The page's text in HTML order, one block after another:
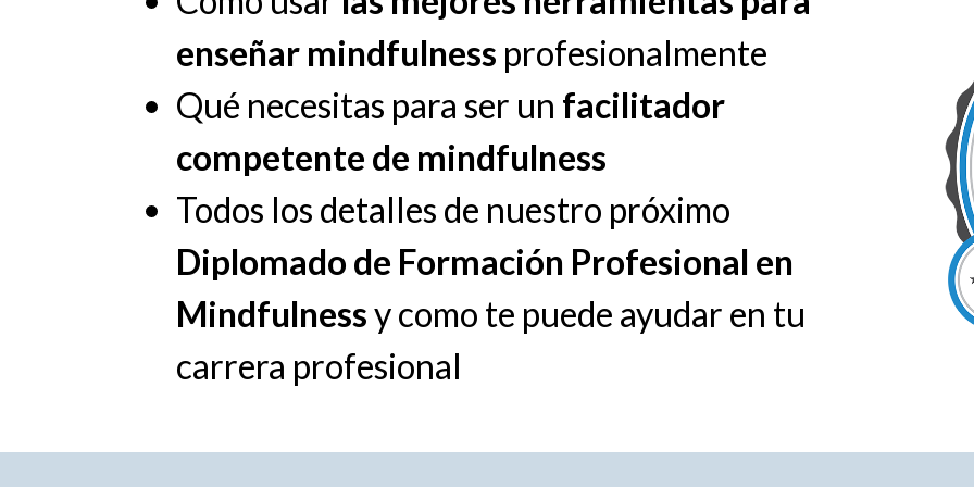
enseñar mindfulness profesionalmente
Qué necesitas para ser un facilitador
competente de mindfulness
Todos los detalles de nuestro próximo
Diplomado de Formación Profesional en
Mindfulnessy como te puede ayudar en tu
carrera profesional